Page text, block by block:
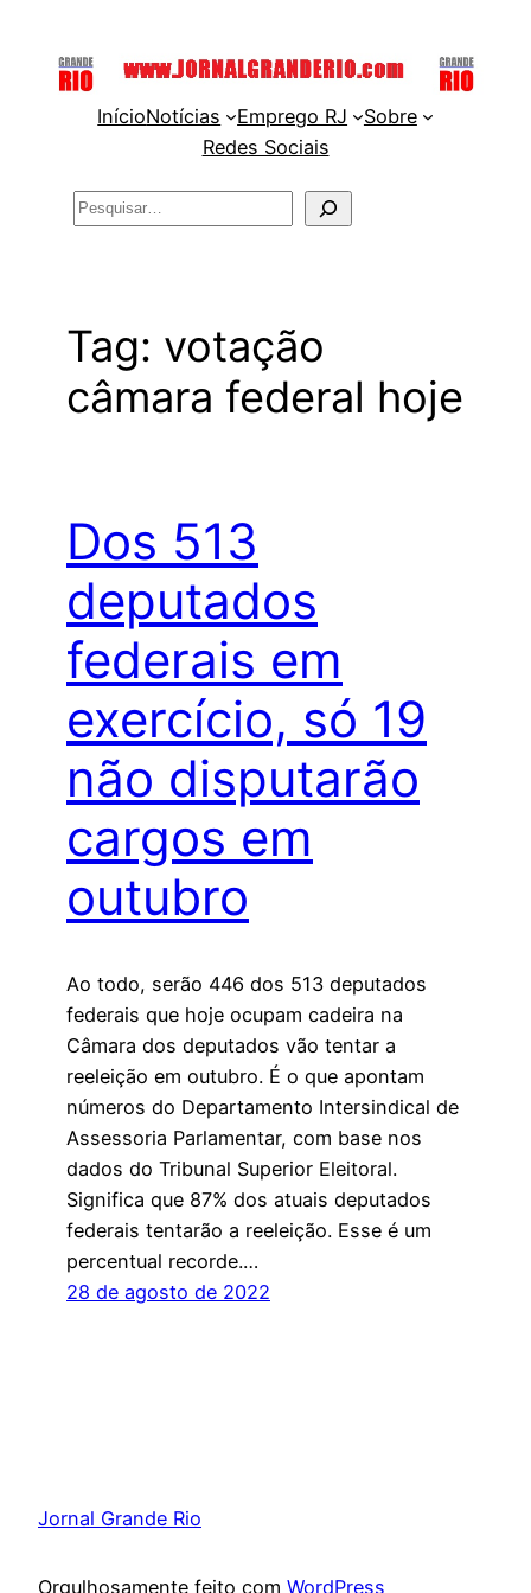
InícioNotícias Emprego RJ
Sobre
Redes Sociais
Pesquisar
Tag: votação
câmara federal hoje
Dos 513
deputados
federais em
exercício, só 19
não disputarão
cargos em
outubro
Ao todo, serão 446 dos 513 deputados
federais que hoje ocupam cadeira na
Câmara dos deputados vão tentar a
reeleição em outubro. É o que apontam
números do Departamento Intersindical de
Assessoria Parlamentar, com base nos
dados do Tribunal Superior Eleitoral.
Significa que 87% dos atuais deputados
federais tentarão a reeleição. Esse é um
percentual recorde.…
28 de agosto de 2022
Jornal Grande Rio
Orgulhosamente feito com WordPress